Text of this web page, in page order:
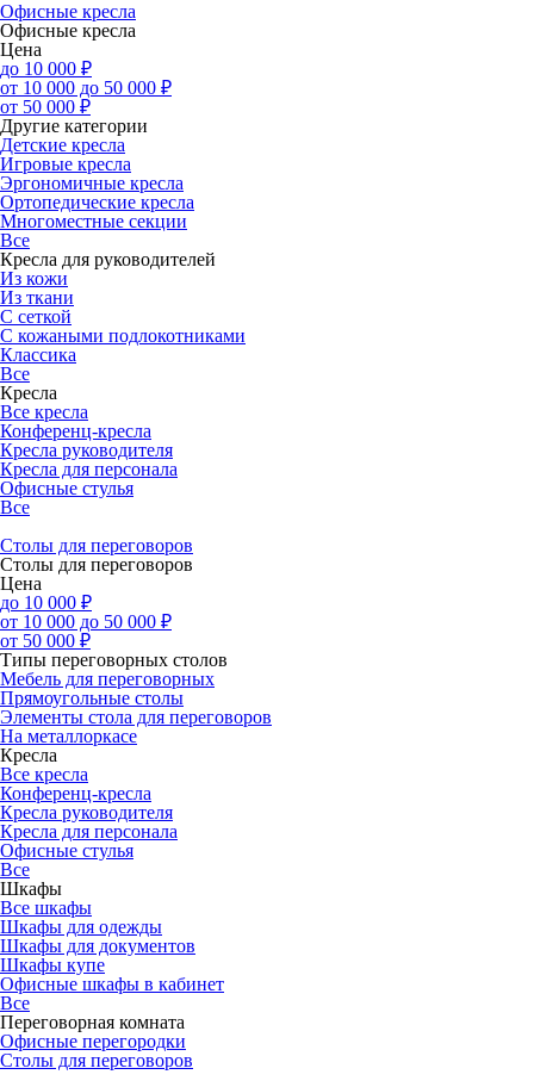
Офисные кресла
Офисные кресла
Цена
до 10 000 ₽
от 10 000 до 50 000 ₽
от 50 000 ₽
Другие категории
Детские кресла
Игровые кресла
Эргономичные кресла
Ортопедические кресла
Многоместные секции
Все
Кресла для руководителей
Из кожи
Из ткани
С сеткой
С кожаными подлокотниками
Классика
Все
Кресла
Все кресла
Конференц-кресла
Кресла руководителя
Кресла для персонала
Офисные стулья
Все
Столы для переговоров
Столы для переговоров
Цена
до 10 000 ₽
от 10 000 до 50 000 ₽
от 50 000 ₽
Типы переговорных столов
Мебель для переговорных
Прямоугольные столы
Элементы стола для переговоров
На металлоркасе
Кресла
Все кресла
Конференц-кресла
Кресла руководителя
Кресла для персонала
Офисные стулья
Все
Шкафы
Все шкафы
Шкафы для одежды
Шкафы для документов
Шкафы купе
Офисные шкафы в кабинет
Все
Переговорная комната
Офисные перегородки
Столы для переговоров